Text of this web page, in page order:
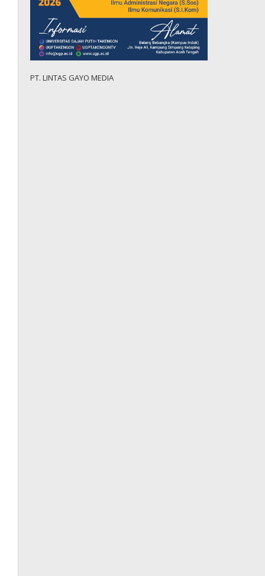
PT. LINTAS GAYO MEDIA